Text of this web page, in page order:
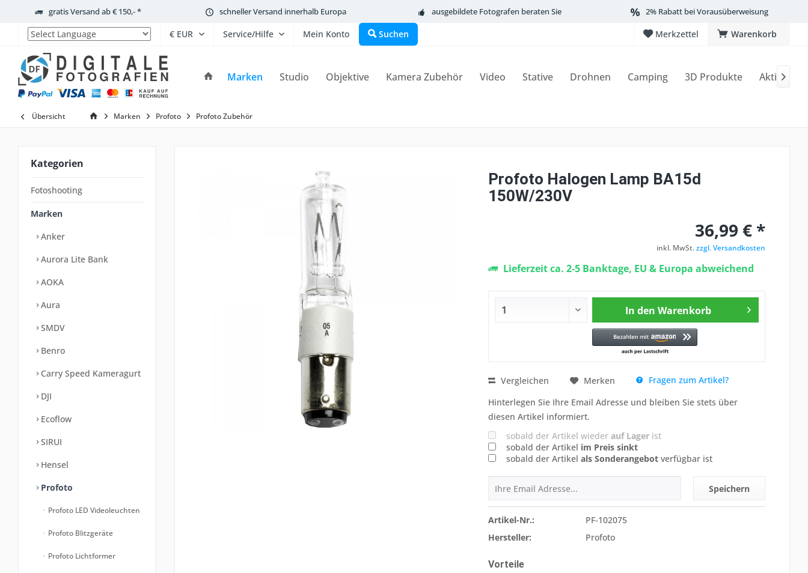
gratis Versand ab € 150,- * schneller Versand innerhalb Europa ausgebildete Fotografen beraten Sie 2% Rabatt bei Vorausüberweisung
Powered by
Warenkorb
Merkzettel
Service/Hilfe Mein Konto Suchen
Marken Studio Objektive Kamera Zubehör Video Stative Drohnen Camping 3D Produkte Aktionen

Übersicht Marken Profoto Profoto Zubehör
Kategorien
Fotoshooting
Marken
Anker
Aurora Lite Bank
AOKA
Aura
SMDV
Benro
Carry Speed Kameragurt
DJI
Ecoflow
SIRUI
Hensel
Profoto
Profoto LED Videoleuchten
Profoto Blitzgeräte
Profoto Lichtformer
Profoto Halogen Lamp BA15d
150W/230V
36,99 € *
inkl. MwSt.zzgl. Versandkosten
Lieferzeit ca. 2-5 Banktage, EU & Europa abweichend
In den Warenkorb
Vergleichen Merken
Fragen zum Artikel?
Hinterlegen Sie Ihre Email Adresse und bleiben Sie stets über
diesen Artikel informiert.
sobald der Artikel wieder auf Lagerist
sobald der Artikel im Preis sinkt
sobald der Artikel als Sonderangebotverfügbar ist
Speichern
Artikel-Nr.:
PF-102075
Hersteller:
Profoto
Vorteile